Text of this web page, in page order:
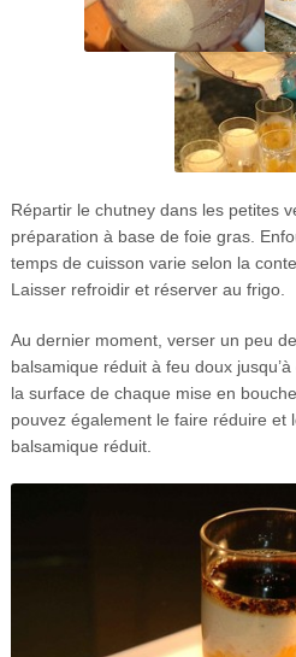
Répartir le chutney dans les petites
préparation à base de foie gras.
temps de cuisson varie selon la
Laisser refroidir et réserver au frigo.
Au dernier moment, verser un peu de
balsamique réduit à feu doux
la surface de chaque mise en
pouvez également le faire réduire et
balsamique réduit.